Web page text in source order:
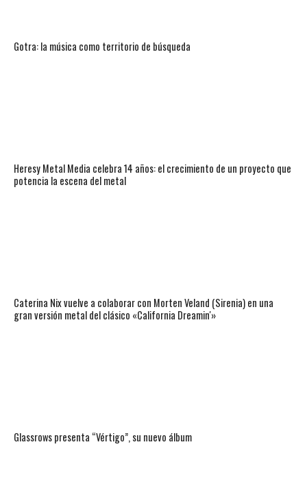
Gotra: la música como territorio de búsqueda
Heresy Metal Media celebra 14 años: el crecimiento de un proyecto que
potencia la escena del metal
Caterina Nix vuelve a colaborar con Morten Veland (Sirenia) en una
gran versión metal del clásico «California Dreamin'»
Glassrows presenta “Vértigo”, su nuevo álbum